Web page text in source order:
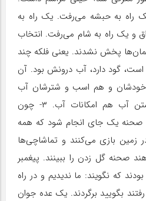
راه به حبشه می‌رفت. یک راه به
و یک راه به شام می‌رفت. انتخاب
پخش نشدند. یعنی فلکه چند
است، گود دارد، آب درونش بود. آن
خودشان و هم اسب و شترشان آب
می‌خواهد. یعنی مسأله داشتن آب هم امکانات آب. ۳- چون
صحنه یک جای انجام شود که همه
زمین بازی می‌کنند و تماشاچی‌ها
صحنه گل زدن را ببینند. پیغمبر
که نگویند: ما ندیدیم و در راه
رفتند بگویید برگردند. یک عده جوان